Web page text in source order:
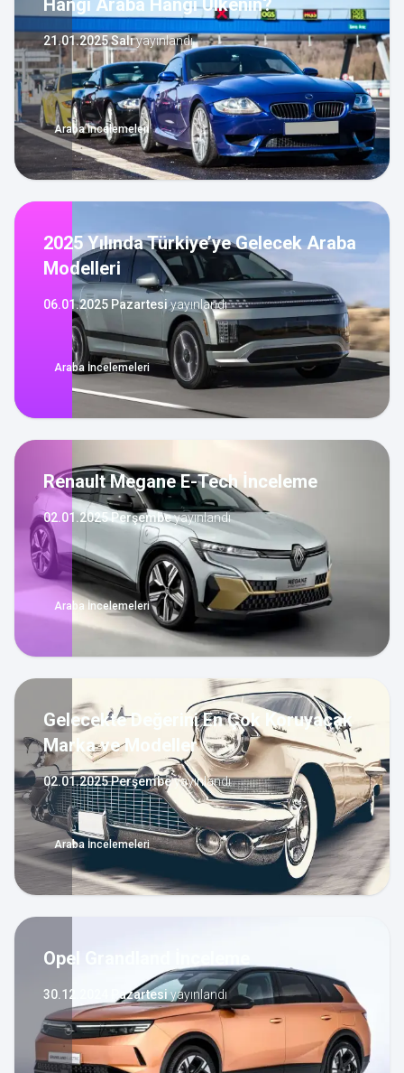
Hangi Araba Hangi Ülkenin?
21.01.2025 Salıyayınlandı
Araba İncelemeleri
2025 Yılında Türkiye’ye Gelecek Araba
Modelleri
06.01.2025 Pazartesi yayınlandı
Araba İncelemeleri
Renault Megane E-Tech İnceleme
02.01.2025 Perşembeyayınlandı
Araba İncelemeleri
Gelecekte Değerini En Çok Koruyacak
Marka ve Modeller
02.01.2025 Perşembeyayınlandı
Araba İncelemeleri
Opel Grandland İnceleme
30.12.2024 Pazartesiyayınlandı